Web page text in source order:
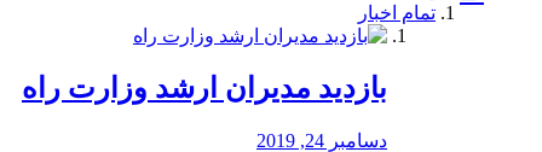
تمام اخبار
بازدید مدیران ارشد وزارت راه
دسامبر 24, 2019